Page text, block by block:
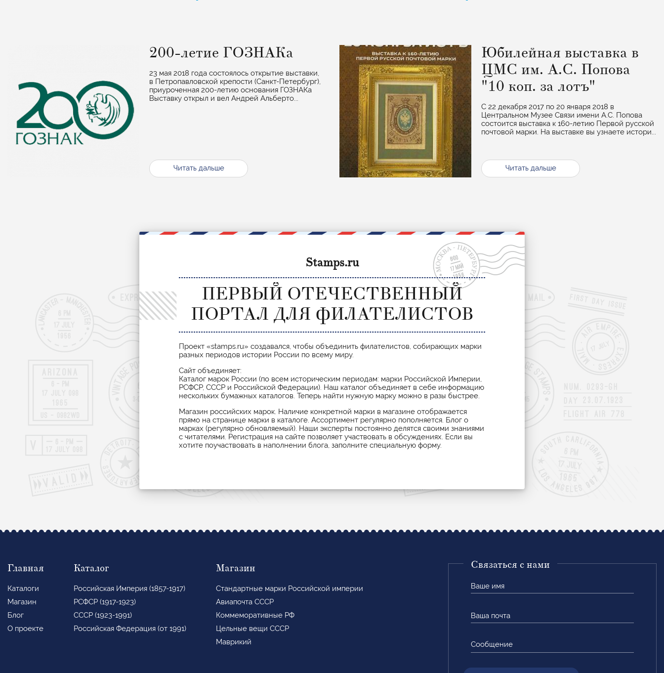
200-летие ГОЗНАКа
23 мая 2018 года состоялось открытие выставки,
в Петропавловской крепости (Санкт-Петербург),
приуроченная 200-летию основания ГОЗНАКа
Выставку открыл и вел Андрей Альберто...
Читать дальше
Юбилейная выставка в
ЦМС им. А.С. Попова
"10 коп. за лотъ"
С 22 декабря 2017 по 20 января 2018 в
Центральном Музее Связи имени А.С. Попова
состоится выставка к 160-летию Первой русской
почтовой марки. На выставке вы узнаете истори...
Читать дальше
Stamps.ru
ПЕРВЫЙ ОТЕЧЕСТВЕННЫЙ
ПОРТАЛ ДЛЯ ФИЛАТЕЛИСТОВ
Проект «stamps.ru» создавался, чтобы объединить филателистов, собирающих марки
разных периодов истории России по всему миру.
Сайт объединяет:
Каталог марок России (по всем историческим периодам: марки Российской Империи,
РСФСР, СССР и Российской Федерации). Наш каталог объединяет в себе информацию
нескольких бумажных каталогов. Теперь найти нужную марку можно в разы быстрее.
Магазин российских марок. Наличие конкретной марки в магазине отображается
прямо на странице марки в каталоге. Ассортимент регулярно пополняется. Блог о
марках (регулярно обновляемый). Наши эксперты постоянно делятся своими знаниями
с читателями. Регистрация на сайте позволяет участвовать в обсуждениях. Если вы
хотите поучаствовать в наполнении блога, заполните специальную форму.
Главная
Каталоги
Магазин
Блог
О проекте
Каталог
Российская Империя (1857-1917)
РСФСР (1917-1923)
СССР (1923-1991)
Российская Федерация (от 1991)
Магазин
Стандартные марки Российской империи
Авиапочта СССР
Коммеморативные РФ
Цельные вещи СССР
Маврикий
Связаться с нами
имя
почта
Сообщение